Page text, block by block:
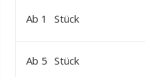
Ab 1 Stück
Ab 5 Stück